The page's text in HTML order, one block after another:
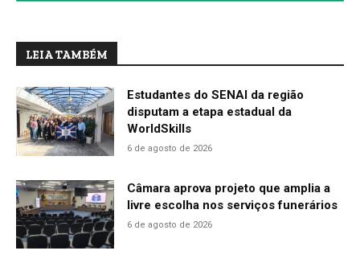
LEIA TAMBÉM
Estudantes do SENAI da região
disputam a etapa estadual da
WorldSkills
6 de agosto de 2026
Câmara aprova projeto que amplia a
livre escolha nos serviços funerários
6 de agosto de 2026